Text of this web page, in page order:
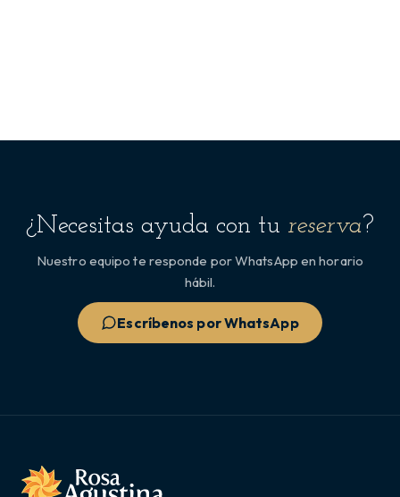
¿Necesitas ayuda con tu reserva?
Nuestro equipo te responde por WhatsApp en horario
hábil.
Escríbenos por WhatsApp